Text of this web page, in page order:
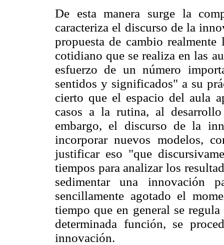
De esta manera surge la
caracteriza el discurso de la
propuesta de cambio
cotidiano que se realiza en las
esfuerzo de un número
sentidos y significados" a su
cierto que el espacio del aula
casos a la rutina, al
embargo, el discurso de la
incorporar nuevos modelos,
justificar eso "que
tiempos para analizar los
sedimentar una innovación
sencillamente agotado el
tiempo que en general se
determinada función, se
innovación.